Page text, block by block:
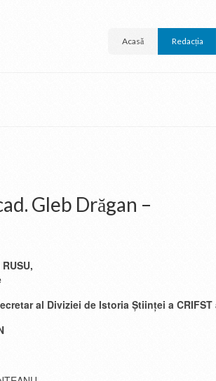
Acasă Redacția
Gleb Drăgan –
al Diviziei de Istoria Științei a CRIFST